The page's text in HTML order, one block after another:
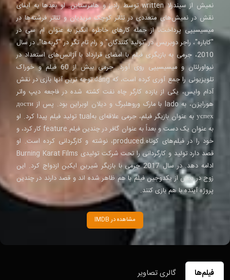
نمیش از سیندرلا written توسط رادرز و هامرستاین. او بعدها به ایفای
نقش در نمیش‌های متعددی در تئاتر کوچک مریدیان و تئاتر فرشته‌ها در
میسیسیپی پرداخت، از جمله کارهای خاطره انگیز به عنوان ام سی در
"کاباره"، راجر دوبریس در "تولید کنندگان" و رام تام تگر در "گربه‌ها". در سال
2010، جرمی به بازیگری فیلم با امضای قرارداد با آژانس‌های استعداد در
نیواورلئان و میسیسیپی روی آورد. جرمی بیش از 60 فیلم و خوراک
تلویزیونی را جمع آوری کرده است، که đáng توجه ترین آنها بازی در نقش
آدام وایس، یکی از یازده کارگر چاه نفت کشته شده در فاجعه دیپ واتر
هورایزن، به lado با مارک وروهلبرگ و دیلان اوبراین بود. پس از дости
успех به عنوان بازیگر فیلم، جرمی علاقه‌ای بهtual تولید فیلم پیدا کرد. او
به عنوان یک دست و بعداً به عنوان گافر در چندین فیلم.feature کار کرد، و
خود را در فیلم‌های کوتاه.produced، نوشته و کارگردانی کرده است. او
قصد دارد تولید و کارگردانی را تحت شرکت تولیدی Burning Karat Films
ادامه دهد. در سال 2017 جرمی با بازیگر شیرین ایکین ازدواج کرد. این
زوج در بیش از یکدوجین فیلم با هم ظاهر شده اند و قصد دارند در چندین
پروژه آینده با هم بازی کنند.
مشاهده در IMDB
فیلم‌ها گالری تصاویر